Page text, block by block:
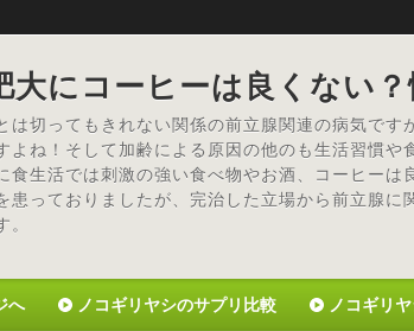
大にコーヒーは良くない
は切ってもきれない関係の前立腺関連の病気です
よね！そして加齢による原因の他のも生活習慣や
食生活では刺激の強い食べ物やお酒、コーヒーは
患っておりましたが、完治した立場から前立腺に
。
へ ノコギリヤシのサプリ比較 ノコギリ